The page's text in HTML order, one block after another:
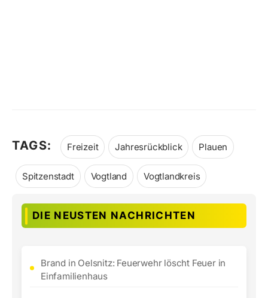
TAGS: Freizeit Jahresrückblick Plauen
Spitzenstadt Vogtland Vogtlandkreis
DIE NEUSTEN NACHRICHTEN
Brand in Oelsnitz: Feuerwehr löscht Feuer in
Einfamilienhaus